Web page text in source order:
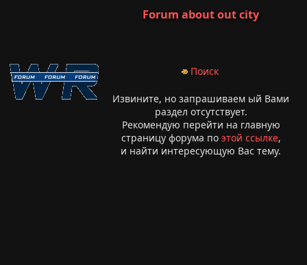
Forum about out city
Поиск
Извините, но запрашиваем ый Вами
раздел отсутствует.
Рекомендую перейти на главную
страницу форума по этой ссылке,
и найти интересующую Вас тему.